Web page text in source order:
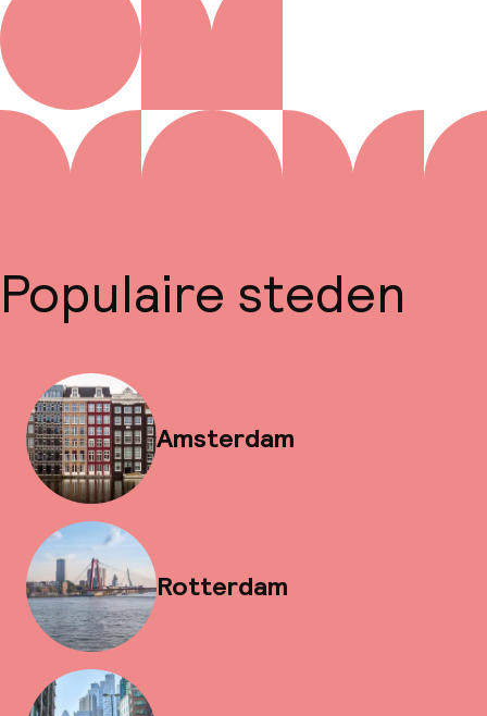
Populaire steden
Amsterdam
Rotterdam